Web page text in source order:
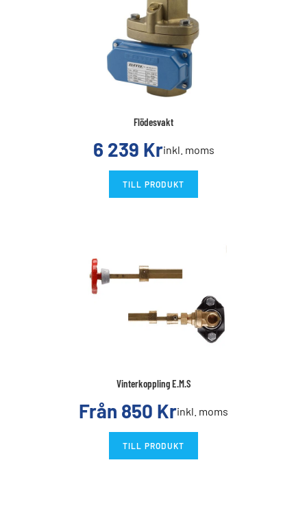
Flödesvakt
6 239 Krinkl. moms
TILL PRODUKT
Vinterkoppling E.M.S
Från 850 Krinkl. moms
TILL PRODUKT